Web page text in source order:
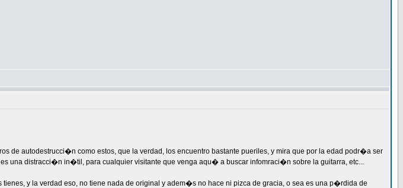
de autodestrucci�n como estos, que la verdad, los encuentro bastante pueriles, y mira que por la edad podr�a ser
una distracci�n in�til, para cualquier visitante que venga aqu� a buscar infomraci�n sobre la guitarra, etc...
y la verdad eso, no tiene nada de original y adem�s no hace ni pizca de gracia, o sea es una p�rdida de